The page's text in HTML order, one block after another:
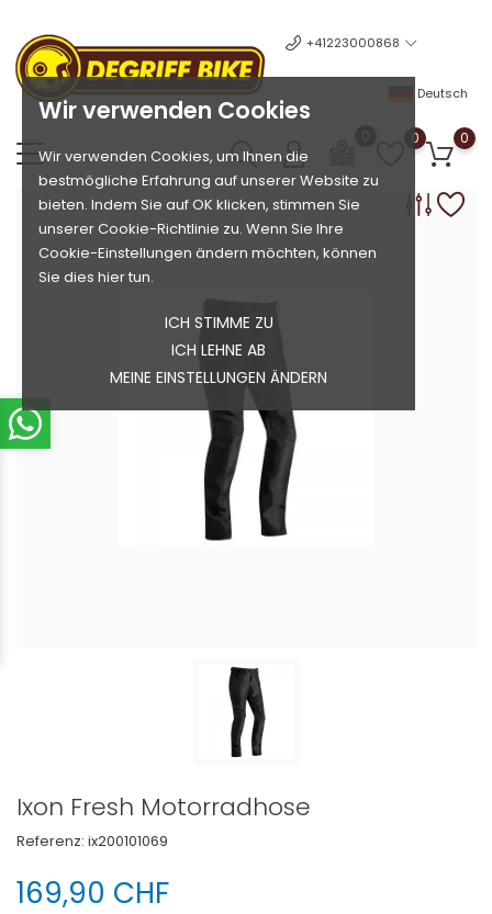
Wir verwenden Cookies
Wir verwenden Cookies, um Ihnen die
bestmögliche Erfahrung auf unserer Website zu
bieten. Indem Sie auf OK klicken, stimmen Sie
unserer Cookie-Richtlinie zu. Wenn Sie Ihre
Cookie-Einstellungen ändern möchten, können
Sie dies hier tun.
ICH STIMME ZU
ICH LEHNE AB
MEINE EINSTELLUNGEN ÄNDERN
+41223000868
Deutsch
0 0
Ixon Fresh Motorradhose
Referenz: ix200101069
169,90 CHF